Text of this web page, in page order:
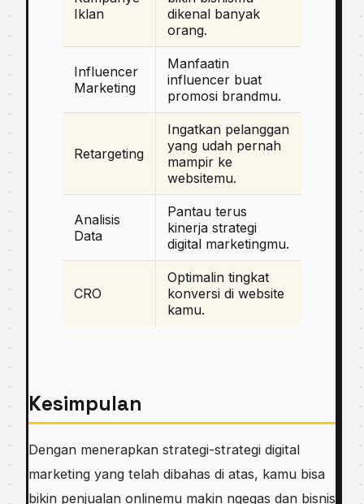
Iklan
dikenal banyak
orang.
Influencer
Marketing
Manfaatin
influencer buat
promosi brandmu.
Retargeting
Ingatkan pelanggan
yang udah pernah
mampir ke
websitemu.
Analisis
Data
Pantau terus
kinerja strategi
digital marketingmu.
CRO
Optimalin tingkat
konversi di website
kamu.
Kesimpulan
Dengan menerapkan strategi-strategi digital
marketing yang telah dibahas di atas, kamu bisa
bikin penjualan onlinemu makin ngegas dan bisnis